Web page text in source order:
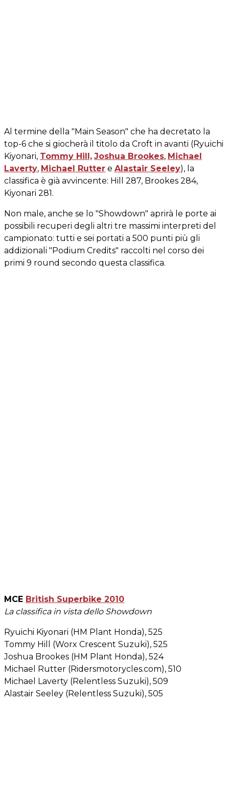
Al termine della "Main Season" che ha decretato la
top-6 che si giocherà il titolo da Croft in avanti (Ryuichi
Kiyonari, Tommy Hill, Joshua Brookes, Michael
Laverty, Michael Rutter e Alastair Seeley), la
classifica è già avvincente: Hill 287, Brookes 284,
Kiyonari 281.
Non male, anche se lo "Showdown" aprirà le porte ai
possibili recuperi degli altri tre massimi interpreti del
campionato: tutti e sei portati a 500 punti più gli
addizionali "Podium Credits" raccolti nel corso dei
primi 9 round secondo questa classifica.
MCE British Superbike 2010
La classifica in vista dello Showdown
Ryuichi Kiyonari (HM Plant Honda), 525
Tommy Hill (Worx Crescent Suzuki), 525
Joshua Brookes (HM Plant Honda), 524
Michael Rutter (Ridersmotorycles.com), 510
Michael Laverty (Relentless Suzuki), 509
Alastair Seeley (Relentless Suzuki), 505